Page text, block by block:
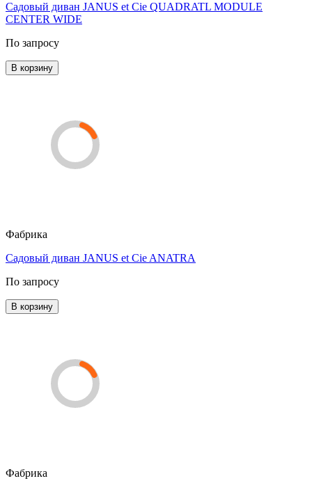
Садовый диван JANUS et Cie QUADRATL MODULE
CENTER WIDE
По запросу
В корзину
Фабрика
Садовый диван JANUS et Cie ANATRA
По запросу
В корзину
Фабрика